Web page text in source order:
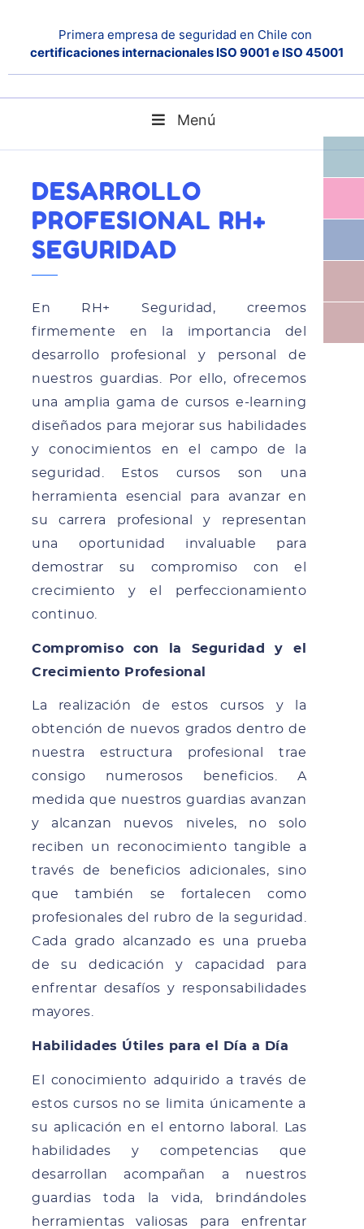
Primera empresa de seguridad en Chile con
certificaciones internacionales ISO 9001 e ISO 45001
Menú
Desarrollo Profesional RH+ Seguridad
DESARROLLO
PROFESIONAL RH+
SEGURIDAD
En RH+ Seguridad, creemos
firmemente en la importancia del
desarrollo profesional y personal de
nuestros guardias. Por ello, ofrecemos
una amplia gama de cursos e-learning
diseñados para mejorar sus habilidades
y conocimientos en el campo de la
seguridad. Estos cursos son una
herramienta esencial para avanzar en
su carrera profesional y representan
una oportunidad invaluable para
demostrar su compromiso con el
crecimiento y el perfeccionamiento
continuo.
Compromiso con la Seguridad y el
Crecimiento Profesional
La realización de estos cursos y la
obtención de nuevos grados dentro de
nuestra estructura profesional trae
consigo numerosos beneficios. A
medida que nuestros guardias avanzan
y alcanzan nuevos niveles, no solo
reciben un reconocimiento tangible a
través de beneficios adicionales, sino
que también se fortalecen como
profesionales del rubro de la seguridad.
Cada grado alcanzado es una prueba
de su dedicación y capacidad para
enfrentar desafíos y responsabilidades
mayores.
Habilidades Útiles para el Día a Día
El conocimiento adquirido a través de
estos cursos no se limita únicamente a
su aplicación en el entorno laboral. Las
habilidades y competencias que
desarrollan acompañan a nuestros
guardias toda la vida, brindándoles
herramientas valiosas para enfrentar